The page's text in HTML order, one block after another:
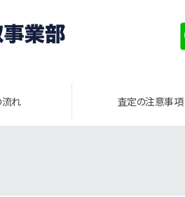
流れ 査定の注意事項